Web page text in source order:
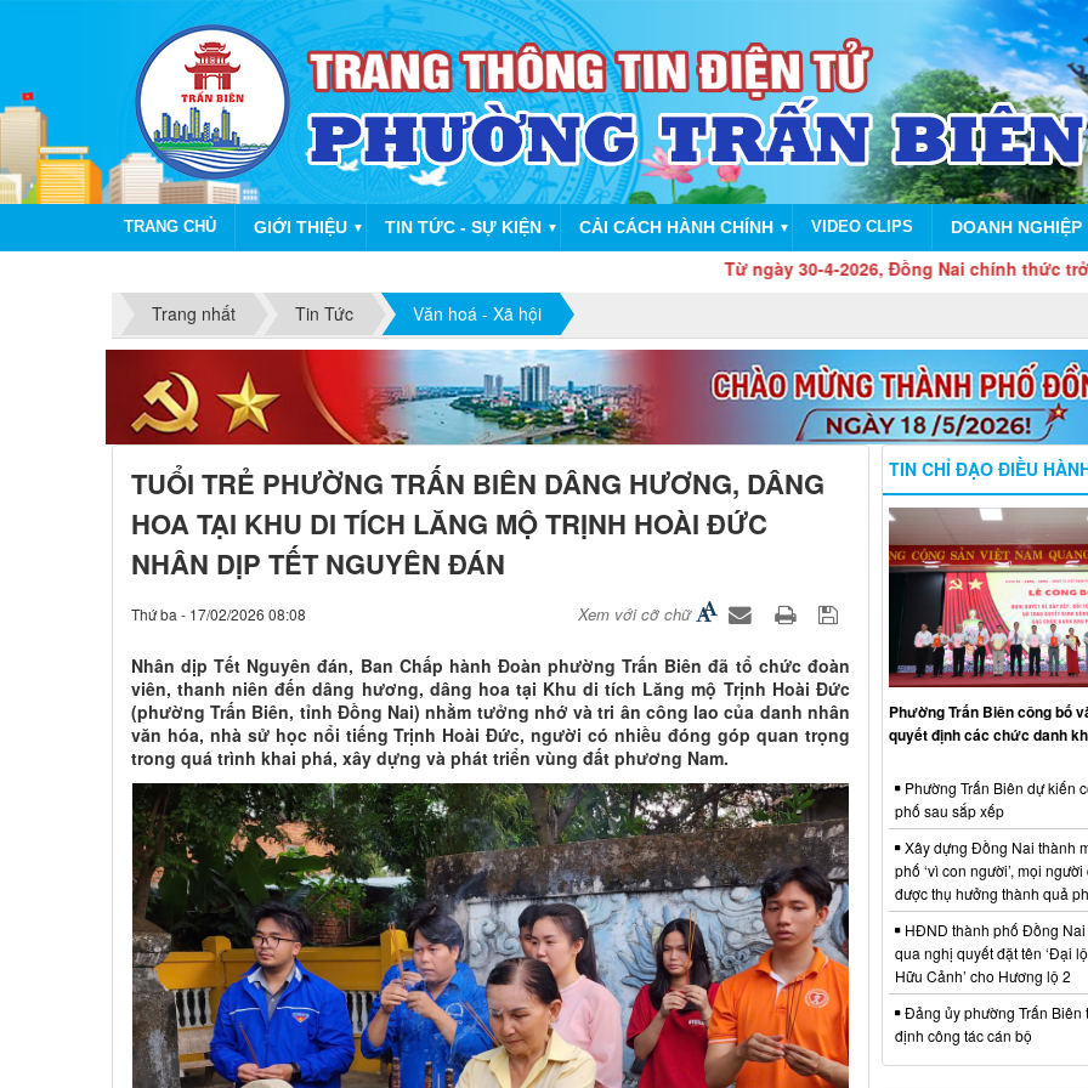
TRANG CHỦ GIỚI THIỆU ▼ TIN TỨC - SỰ KIỆN ▼ CẢI CÁCH HÀNH CHÍNH ▼ VIDEO CLIPS DOANH NGHIỆP
Từ ngày 30-4-2026, Đồng Nai chính thức trở thành
Trang nhất
Tin Tức Văn hoá - Xã hội
TUỔI TRẺ PHƯỜNG TRẤN BIÊN DÂNG HƯƠNG, DÂNG
HOA TẠI KHU DI TÍCH LĂNG MỘ TRỊNH HOÀI ĐỨC
NHÂN DỊP TẾT NGUYÊN ĐÁN
Thứ ba - 17/02/2026 08:08 Xem với cỡ chữ
Nhân dịp Tết Nguyên đán, Ban Chấp hành Đoàn phường Trấn Biên đã tổ chức đoàn
viên, thanh niên đến dâng hương, dâng hoa tại Khu di tích Lăng mộ Trịnh Hoài Đức
(phường Trấn Biên, tỉnh Đồng Nai) nhằm tưởng nhớ và tri ân công lao của danh nhân
văn hóa, nhà sử học nổi tiếng Trịnh Hoài Đức, người có nhiều đóng góp quan trọng
trong quá trình khai phá, xây dựng và phát triển vùng đất phương Nam.
TIN CHỈ ĐẠO ĐIỀU
Phường Trấn Biên công bố
quyết định các chức danh
Phường Trấn Biên dự kiến
phố sau sắp xếp
Xây dựng Đồng Nai thành
phố ‘vì con người’, mọi
được thụ hưởng thành quả
HĐND thành phố Đồng Nai
qua nghị quyết đặt tên ‘Đại
Hữu Cảnh’ cho Hương lộ 2
Đảng ủy phường Trấn Biên
định công tác cán bộ